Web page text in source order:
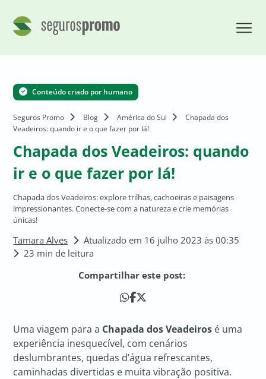
Conteúdo criado por humano
Seguros Promo Blog América do Sul
Chapada dos
Veadeiros: quando ir e o que fazer por lá!
Chapada dos Veadeiros: quando
ir e o que fazer por lá!
Chapada dos Veadeiros: explore trilhas, cachoeiras e paisagens
impressionantes. Conecte-se com a natureza e crie memórias
únicas!
Tamara Alves
Atualizado em 16 julho 2023 às 00:35
23 min de leitura
Compartilhar este post:
Uma viagem para a Chapada dos Veadeiros é uma
experiência inesquecível, com cenários
deslumbrantes, quedas d’água refrescantes,
caminhadas divertidas e muita vibração positiva.